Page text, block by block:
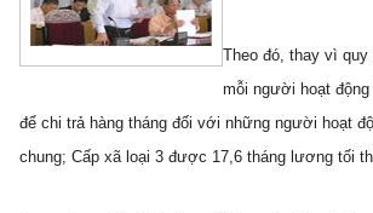
Theo đó, thay vì
mỗi người hoạt
để chi trả hàng tháng đối với những người hoạt
chung; Cấp xã loại 3 được 17,6 tháng lương tối